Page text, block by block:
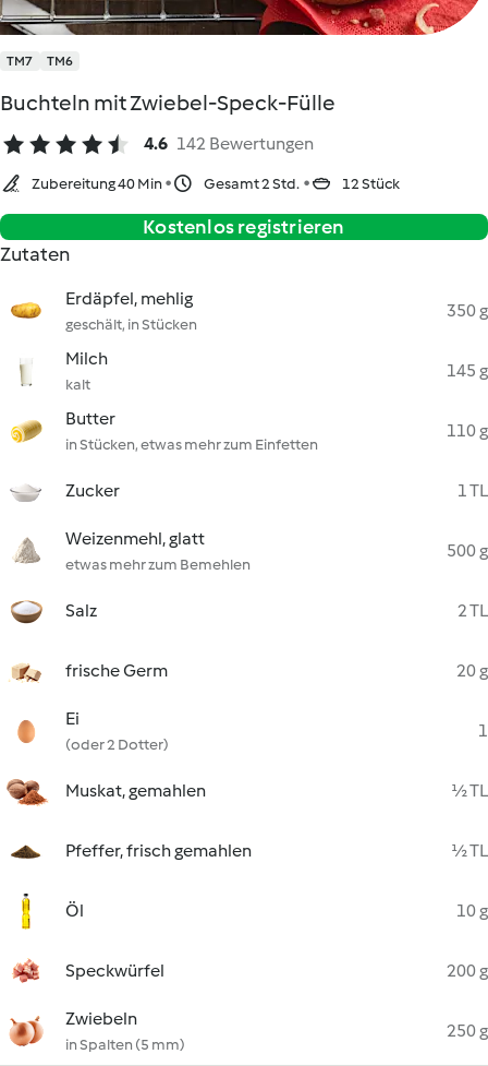
TM7 TM6
Buchteln mit Zwiebel-Speck-Fülle
4.6 142 Bewertungen
Zubereitung 40 Min Gesamt 2 Std. 12 Stück
Kostenlos registrieren
Zutaten
Erdäpfel, mehlig
geschält, in Stücken
350 g
Milch
kalt
145 g
Butter
in Stücken, etwas mehr zum Einfetten
110 g
Zucker 1 TL
Weizenmehl, glatt
etwas mehr zum Bemehlen
500 g
Salz 2 TL
frische Germ 20 g
Ei
(oder 2 Dotter)
1
Muskat, gemahlen ½ TL
Pfeffer, frisch gemahlen ½ TL
Öl 10 g
Speckwürfel 200 g
Zwiebeln
in Spalten (5 mm)
250 g